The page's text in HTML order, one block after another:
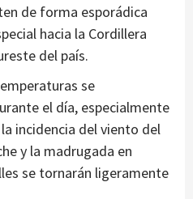
de forma esporádica
hacia la Cordillera
del país.
se
el día, especialmente
incidencia del viento del
y la madrugada en
se tornarán ligeramente